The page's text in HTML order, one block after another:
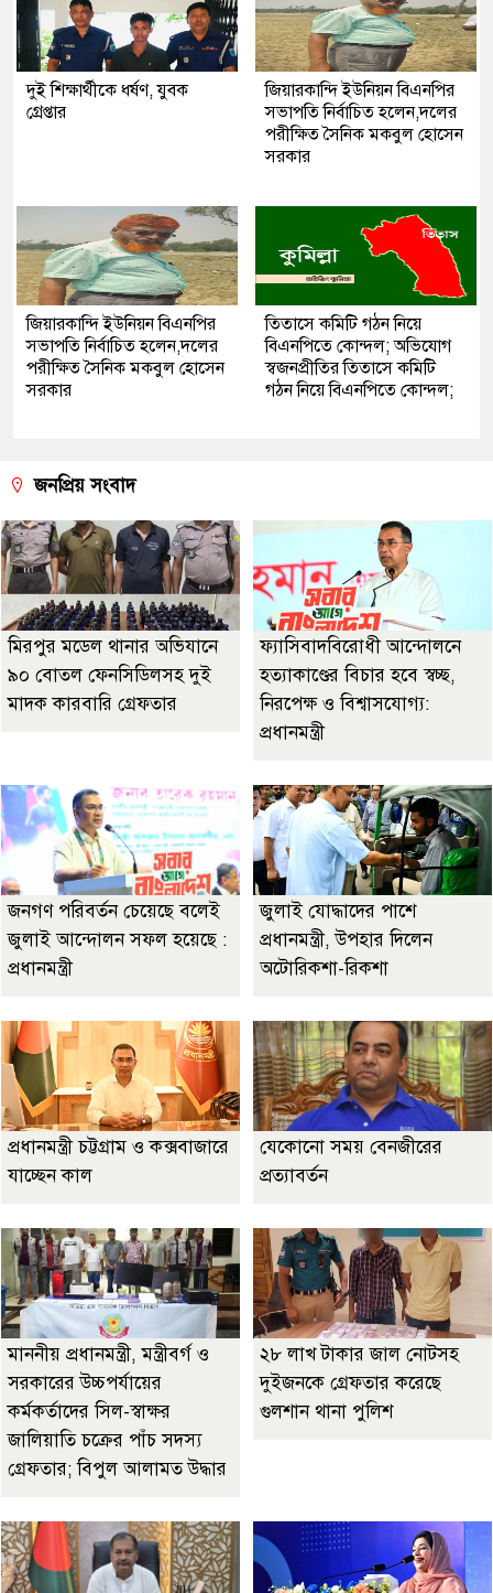
দুই শিক্ষার্থীকে ধর্ষণ, যুবক
গ্রেপ্তার
জিয়ারকান্দি ইউনিয়ন বিএনপির
সভাপতি নির্বাচিত হলেন,দলের
পরীক্ষিত সৈনিক মকবুল হোসেন
সরকার
জিয়ারকান্দি ইউনিয়ন বিএনপির
সভাপতি নির্বাচিত হলেন,দলের
পরীক্ষিত সৈনিক মকবুল হোসেন
সরকার
তিতাসে কমিটি গঠন নিয়ে
বিএনপিতে কোন্দল; অভিযোগ
স্বজনপ্রীতির তিতাসে কমিটি
গঠন নিয়ে বিএনপিতে কোন্দল;
জনপ্রিয় সংবাদ
মিরপুর মডেল থানার অভিযানে
৯০ বোতল ফেনসিডিলসহ দুই
মাদক কারবারি গ্রেফতার
ফ্যাসিবাদবিরোধী আন্দোলনে
হত্যাকাণ্ডের বিচার হবে স্বচ্ছ,
নিরপেক্ষ ও বিশ্বাসযোগ্য:
প্রধানমন্ত্রী
জনগণ পরিবর্তন চেয়েছে বলেই
জুলাই আন্দোলন সফল হয়েছে :
প্রধানমন্ত্রী
জুলাই যোদ্ধাদের পাশে
প্রধানমন্ত্রী, উপহার দিলেন
অটোরিকশা-রিকশা
প্রধানমন্ত্রী চট্টগ্রাম ও কক্সবাজারে
যাচ্ছেন কাল
যেকোনো সময় বেনজীরের
প্রত্যাবর্তন
মাননীয় প্রধানমন্ত্রী, মন্ত্রীবর্গ ও
সরকারের উচ্চপর্যায়ের
কর্মকর্তাদের সিল-স্বাক্ষর
জালিয়াতি চক্রের পাঁচ সদস্য
গ্রেফতার; বিপুল আলামত উদ্ধার
২৮ লাখ টাকার জাল নোটসহ
দুইজনকে গ্রেফতার করেছে
গুলশান থানা পুলিশ